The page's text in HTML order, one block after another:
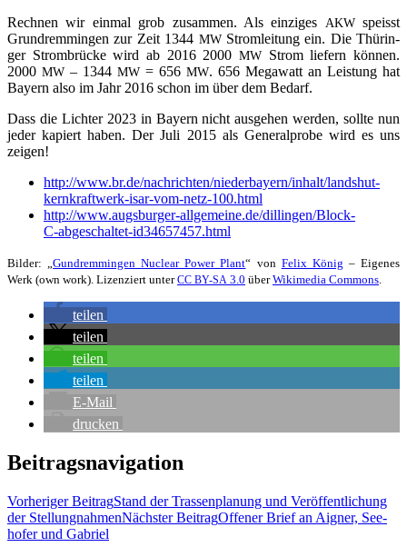
Rech­nen wir ein­mal grob zusam­men. Als ein­zi­ges
AKWspeisst
Grund­rem­min­gen zur Zeit 1344 MWStrom­lei­tung ein. Die Thü­rin­
ger Strom­brü­cke wird ab 2016 2000 MW Strom lie­fern kön­nen.
2000 MW – 1344 MW = 656 MW. 656 Mega­watt an Leis­tung hat
Bay­ern also im Jahr 2016 schon im über dem Bedarf.
Dass die Lich­ter 2023 in Bay­ern nicht aus­ge­hen wer­den, soll­te nun
jeder kapiert haben. Der Juli 2015 als Gene­ral­pro­be wird es uns
zeigen!
http://www.br.de/nachrichten/nie­der­bay­ern­/in­hal­t/­lands­hut-
kern­kraft­werk-isar-vom-netz-100.html
http://www.augsburger-allgemeine.de/dillingen/Block-
C‑abgeschaltet-id34657457.html
Bil­der: „Gund­rem­min­gen Nuclear Power Plant“ von Felix König – Eige­nes
Werk (own work). Lizen­ziert unterCC BY-SA 3.0 überWiki­me­dia Com­mons
tei­len
tei­len
tei­len
tei­len
E‑Mail
dru­cken
Beitragsnavigation
Vorheriger BeitragStand der Tras­sen­pla­nung und Ver­öf­fent­li­chung
der StellungnahmenNächster BeitragOffe­ner Brief an Aigner, See­
ho­fer und Gabriel